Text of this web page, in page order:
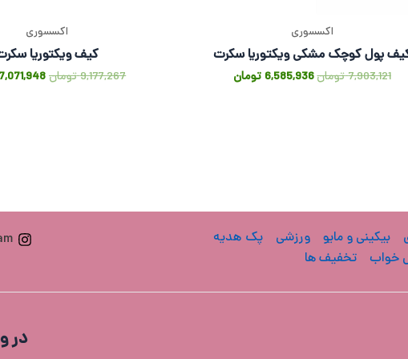
اکسسوری
پول کوچک مشکی ویکتوریا سکرت
7,903,121تومان6,585,936 تومان
اکسسوری
کیف ویکتوریا
9,177,267تومان
بیکینی و مایو ورزشی
پک هدیه
خواب تخفیف ها
در